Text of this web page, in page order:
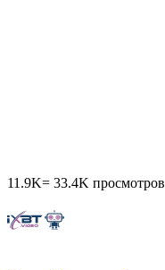
11.9K= 33.4K просмотров